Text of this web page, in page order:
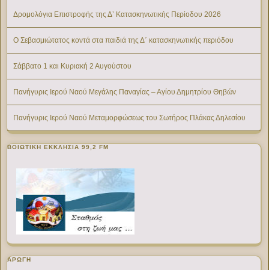
Δρομολόγια Επιστροφής της Δ’ Κατασκηνωτικής Περίοδου 2026
Ο Σεβασμιώτατος κοντά στα παιδιά της Δ΄ κατασκηνωτικής περιόδου
Σάββατο 1 και Κυριακή 2 Αυγούστου
Πανήγυρις Ιερού Ναού Μεγάλης Παναγίας – Αγίου Δημητρίου Θηβών
Πανήγυρις Ιερού Ναού Μεταμορφώσεως του Σωτήρος Πλάκας Δηλεσίου
ΒΟΙΩΤΙΚΉ ΕΚΚΛΗΣΊΑ 99,2 FM
ΑΡΩΓΗ